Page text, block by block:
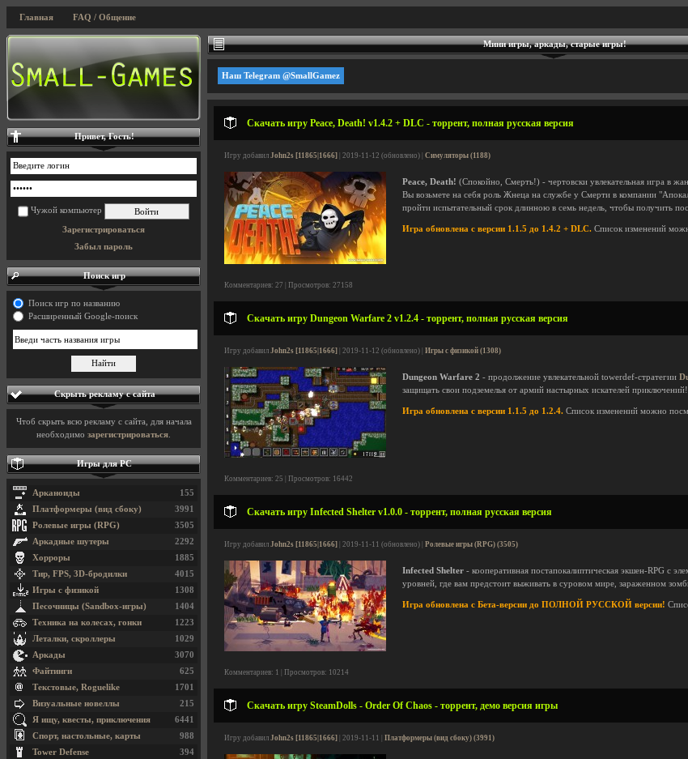
Главная FAQ / Общение
Мини игры, аркады, старые игры!
Наш Telegram @SmallGamez
Скачать игру Peace, Death! v1.4.2 + DLC - торрент, полная русская версия
Игру добавил John2s [11865|1666] | 2019-11-12 (обновлено) | Симуляторы (1188)
Peace, Death! (Спокойно, Смерть!) - чертовски увлекательная игра в
Вы возьмете на себя роль Жнеца на службе у Смерти в компании
пройти испытательный срок длинною в семь недель, чтобы получить
Игра обновлена с версии 1.1.5 до 1.4.2 + DLC. Список изменений
Комментариев: 27 | Просмотров: 27158
Скачать игру Dungeon Warfare 2 v1.2.4 - торрент, полная русская версия
Игру добавил John2s [11865|1666] | 2019-11-12 (обновлено) | Игры с физикой (1308)
Dungeon Warfare 2 - продолжение увлекательной towerdef-стратегии
защищать свои подземелья от армий настырных искателей приключений!
Игра обновлена с версии 1.1.5 до 1.2.4. Список изменений можно
Комментариев: 25 | Просмотров: 16442
Скачать игру Infected Shelter v1.0.0 - торрент, полная русская версия
Игру добавил John2s [11865|1666] | 2019-11-11 (обновлено) | Ролевые игры (RPG) (3505)
Infected Shelter - кооперативная постапокалиптическая экшен-RPG с
уровней, где вам предстоит выживать в суровом мире, зараженном
Игра обновлена с Бета-версии до ПОЛНОЙ РУССКОЙ версии!
Комментариев: 1 | Просмотров: 10214
Скачать игру SteamDolls - Order Of Chaos - торрент, демо версия игры
Игру добавил John2s [11865|1666] | 2019-11-11 | Платформеры (вид сбоку) (3991)
Привет, Гость!
Чужой компьютер
Зарегистрироваться
Забыл пароль
Поиск игр
Поиск игр по названию
Расширенный Google-поиск
Скрыть рекламу с сайта
Чтоб скрыть всю рекламу с сайта, для начала
необходимо зарегистрироваться
Игры для PC
155
Арканоиды
3991
Платформеры (вид сбоку)
3505
Ролевые игры (RPG)
2292
Аркадные шутеры
1885
Хорроры
4015
Тир, FPS, 3D-бродилки
1308
Игры с физикой
1404
Песочницы (Sandbox-игры)
1223
Техника на колесах, гонки
1029
Леталки, скроллеры
3070
Аркады
625
Файтинги
1701
Текстовые, Roguelike
215
Визуальные новеллы
6441
Я ищу, квесты, приключения
988
Спорт, настольные, карты
394
Tower Defense